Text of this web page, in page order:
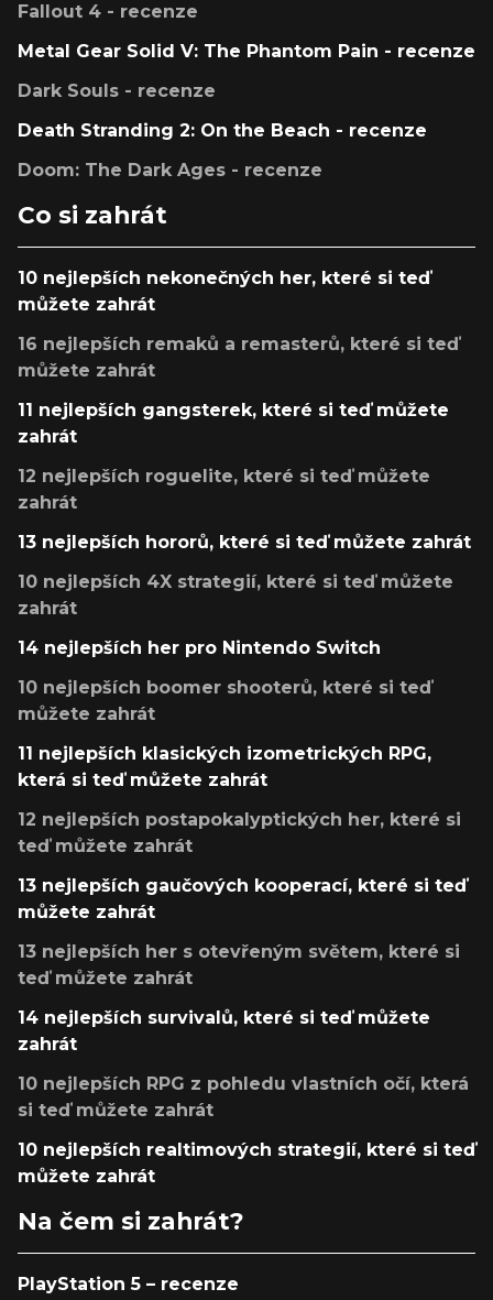
Fallout 4 - recenze
Metal Gear Solid V: The Phantom Pain - recenze
Dark Souls - recenze
Death Stranding 2: On the Beach - recenze
Doom: The Dark Ages - recenze
Co si zahrát
10 nejlepších nekonečných her, které si teď
můžete zahrát
16 nejlepších remaků a remasterů, které si teď
můžete zahrát
11 nejlepších gangsterek, které si teď můžete
zahrát
12 nejlepších roguelite, které si teď můžete
zahrát
13 nejlepších hororů, které si teď můžete zahrát
10 nejlepších 4X strategií, které si teď můžete
zahrát
14 nejlepších her pro Nintendo Switch
10 nejlepších boomer shooterů, které si teď
můžete zahrát
11 nejlepších klasických izometrických RPG,
která si teď můžete zahrát
12 nejlepších postapokalyptických her, které si
teď můžete zahrát
13 nejlepších gaučových kooperací, které si teď
můžete zahrát
13 nejlepších her s otevřeným světem, které si
teď můžete zahrát
14 nejlepších survivalů, které si teď můžete
zahrát
10 nejlepších RPG z pohledu vlastních očí, která
si teď můžete zahrát
10 nejlepších realtimových strategií, které si teď
můžete zahrát
Na čem si zahrát?
PlayStation 5 – recenze